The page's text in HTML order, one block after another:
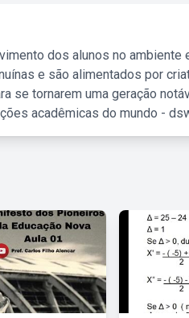
dos alunos no ambiente
e são alimentados por
se tornarem uma geração
acadêmicas do mundo -